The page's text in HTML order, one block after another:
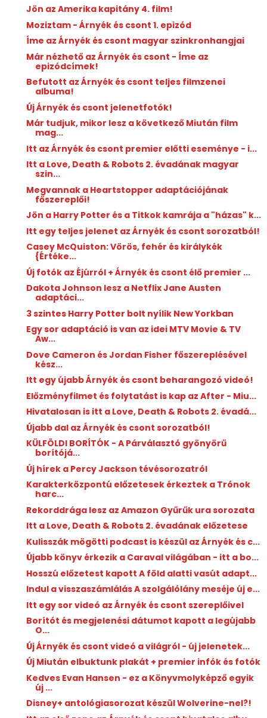
Jön az Amerika kapitány 4. film!
Moziztam - Árnyék és csont 1. epizód
Íme az Árnyék és csont magyar szinkronhangjai
Már nézhető az Árnyék és csont - Íme az
epizódcímek!
Befutott az Árnyék és csont teljes filmzenei
albuma!
Új Árnyék és csont jelenetfotók!
Már tudjuk, mikor lesz a következő Miután film
mag...
Itt az Árnyék és csont premier előtti eseménye - i...
Itt a Love, Death & Robots 2. évadának magyar
szin...
Megvannak a Heartstopper adaptációjának
főszereplői!
Jön a Harry Potter és a Titkok kamrája a "házas" k...
Itt egy teljes jelenet az Árnyék és csont sorozatból!
Casey McQuiston: Vörös, fehér és királykék
{Értéke...
Új fotók az Éjúrról + Árnyék és csont élő premier ...
Dakota Johnson lesz a Netflix Jane Austen
adaptáci...
3 szintes Harry Potter bolt nyílik New Yorkban
Egy sor adaptáció is van az idei MTV Movie & TV
Aw...
Dove Cameron és Jordan Fisher főszereplésével
kész...
Itt egy újabb Árnyék és csont beharangozó videó!
Előzményfilmet és folytatást is kap az After - Miu...
Hivatalosan is itt a Love, Death & Robots 2. évadá...
Újabb dal az Árnyék és csont sorozatból!
KÜLFÖLDI BORÍTÓK - A Párválasztó gyönyörű
borítójá...
Új hírek a Percy Jackson tévésorozatról
Karakterközpontú előzetesek érkeztek a Trónok
harc...
Rekorddrága lesz az Amazon Gyűrűk ura sorozata
Itt a Love, Death & Robots 2. évadának előzetese
Kulisszák mögötti podcast is készül az Árnyék és c...
Újabb könyv érkezik a Caraval világában - itt a bo...
Hosszú előzetest kapott A ​föld alatti vasút adapt...
Indul a visszaszámlálás A szolgálólány meséje új e...
Itt egy sor videó az Árnyék és csont szereplőivel
Borítót és megjelenési dátumot kapott a legújabb
O...
Új Árnyék és csont videó a világról - új jelenetek...
Új Miután elbuktunk plakát + premier infók és fotók
Kedves Evan Hansen - ez a Könyvmolyképző egyik
új ...
Disney+ antológiasorozat készül Wolverine-nel?!